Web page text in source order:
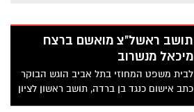
תושב ראשל"צ מואשם ברצח
מיכאל מנשרוב
לבית משפט המחוזי בתל אביב הוגש הבוקר
כתב אישום כנגד בן ברדה, תושב ראשון לציון
בן 24 ורועי אשתר, תושב בת-ים בן 22, בגין